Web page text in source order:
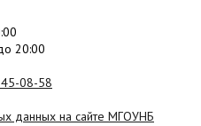
20:00
45-08-58
данных на сайте МГОУНБ